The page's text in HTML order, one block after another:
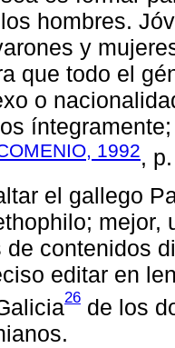
hombres.
y
que todo el
o
1992,
el gallego
mejor,
de contenidos
editar en
26 de los